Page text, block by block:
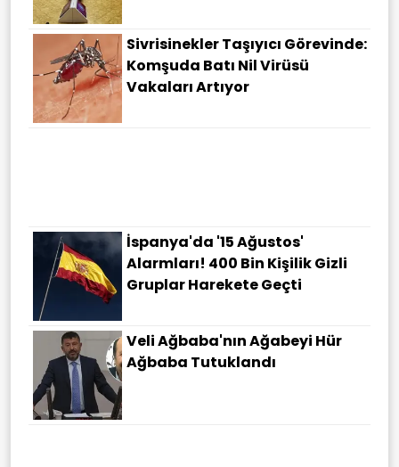
Sivrisinekler Taşıyıcı Görevinde:
Komşuda Batı Nil Virüsü
Vakaları Artıyor
İspanya'da '15 Ağustos'
Alarmları! 400 Bin Kişilik Gizli
Gruplar Harekete Geçti
Veli Ağbaba'nın Ağabeyi Hür
Ağbaba Tutuklandı